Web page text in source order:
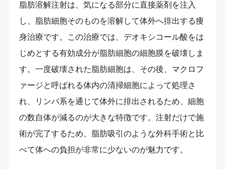
脂肪溶解注射は、気になる部分に直接薬剤を注入
し、脂肪細胞そのものを溶解して体外へ排出する痩
身治療です。この治療では、デオキシコール酸をは
じめとする有効成分が脂肪細胞の細胞膜を破壊しま
す。一度破壊された脂肪細胞は、その後、マクロフ
ァージと呼ばれる体内の清掃細胞によって処理さ
れ、リンパ系を通じて体外に排出されるため、細胞
の数自体が減るのが大きな特徴です。注射だけで施
術が完了するため、脂肪吸引のような外科手術と比
べて体への負担が非常に少ないのが魅力です。